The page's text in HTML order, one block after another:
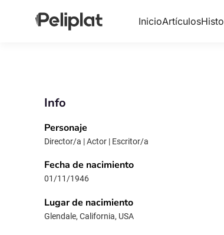
InicioArtículos
Info
Personaje
Director/a | Actor | Escritor/a
Fecha de nacimiento
01/11/1946
Lugar de nacimiento
Glendale, California, USA